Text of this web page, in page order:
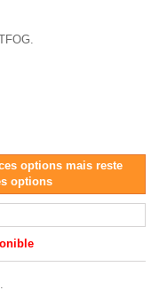
options mais reste
options